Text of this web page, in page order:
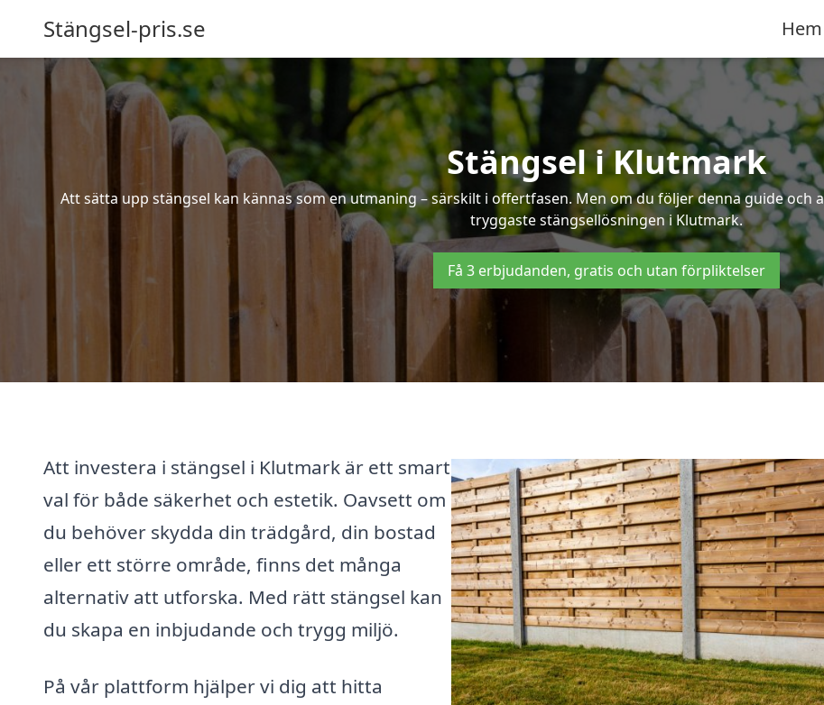
Stängsel-pris.se Hem
Stängsel i Klutmark
Att sätta upp stängsel kan kännas som en utmaning – särskilt i offertfasen. Men om du följer denna guide
tryggaste stängsellösningen i Klutmark.
Få 3 erbjudanden, gratis och utan förpliktelser
Att investera i stängsel i Klutmark är ett smart
val för både säkerhet och estetik. Oavsett om
du behöver skydda din trädgård, din bostad
eller ett större område, finns det många
alternativ att utforska. Med rätt stängsel kan
du skapa en inbjudande och trygg miljö.
På vår plattform hjälper vi dig att hitta